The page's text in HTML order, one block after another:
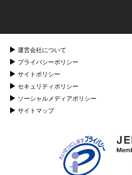
運営会社について
プライバシーポリシー
サイトポリシー
セキュリティポリシー
ソーシャルメディアポリシー
サイトマップ